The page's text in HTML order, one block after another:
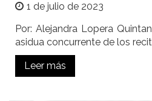
1 de julio de 2023
Por: Alejandra Lopera
asidua concurrente de los
Leer más